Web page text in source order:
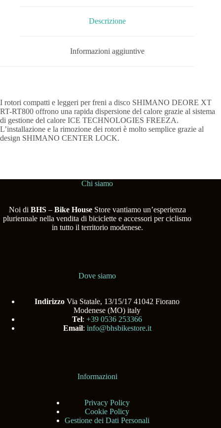
Descrizione
Informazioni aggiuntive
I rotori compatti e leggeri per freni a disco SHIMANO DEORE XT
RT-RT800 offrono una rapida dispersione del calore grazie al sistema
di gestione del calore ICE TECHNOLOGIES FREEZA.
L’installazione e la rimozione dei rotori è molto semplice grazie al
design SHIMANO CENTER LOCK.
Chi siamo
Noi di BHS– Bike HouseStore vantiamo un’esperienza
pluriennale nella vendita di biciclette e accessori per ciclismo
in tutto il territorio modenese.
Dove siamo
Indirizzo Via Statale, 13/15/17 41042 Fiorano
Modenese (MO) italy
Tel:+39 0536 253366
Email: info@bhsbikestore.it
Informazioni
Privacy Policy
Cookie Policy
Gestione dei Dati Personali